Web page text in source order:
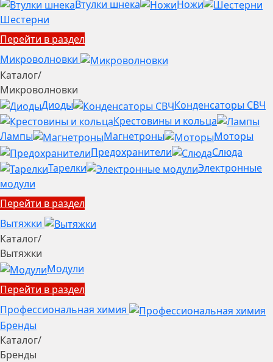
Втулки шнека
Ножи
Шестерни
Перейти в раздел
Микроволновки
Каталог/
Микроволновки
Диоды
Конденсаторы СВЧ
Крестовины и кольца
Лампы
Магнетроны
Моторы
Предохранители
Слюда
Тарелки
Электронные
модули
Перейти в раздел
Вытяжки
Каталог/
Вытяжки
Модули
Перейти в раздел
Профессиональная химия
Бренды
Каталог/
Бренды